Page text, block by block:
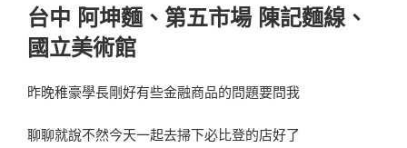
台中 阿坤麵、第五市場 陳記麵線、
國立美術館
昨晚稚豪學長剛好有些金融商品的問題要問我
聊聊就說不然今天一起去掃下必比登的店好了